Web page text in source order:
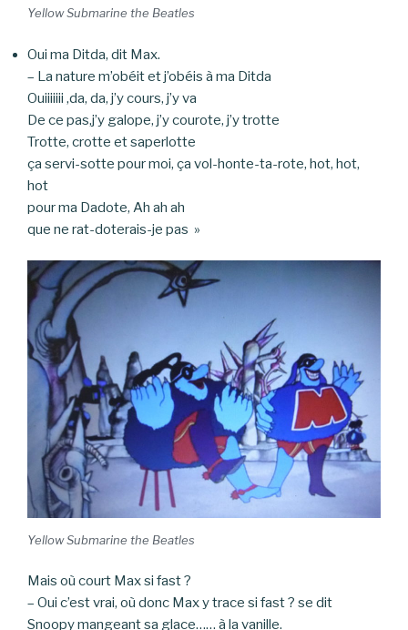
Yellow Submarine the Beatles
Oui ma Ditda, dit Max.
– La nature m’obéit et j’obéis à ma Ditda
Ouiiiiiii ,da, da, j’y cours, j’y va
De ce pas,j’y galope, j’y courote, j’y trotte
Trotte, crotte et saperlotte
ça servi-sotte pour moi, ça vol-honte-ta-rote, hot, hot,
hot
pour ma Dadote, Ah ah ah
que ne rat-doterais-je pas »
Yellow Submarine the Beatles
Mais où court Max si fast ?
– Oui c’est vrai, où donc Max y trace si fast ? se dit
Snoopy mangeant sa glace…… à la vanille.